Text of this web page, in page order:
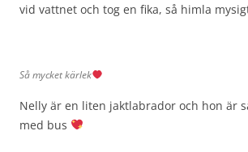
vid vattnet och tog en fika, så himla
Så mycket kärlek
Nelly är en liten jaktlabrador och hon är
med bus